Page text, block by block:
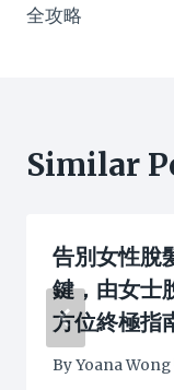
全攻略
Similar
告別女性脫
鍵，由女士
方位終極指
ByYoana Wong